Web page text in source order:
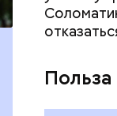
с зеркалом:
отмечают в
августа